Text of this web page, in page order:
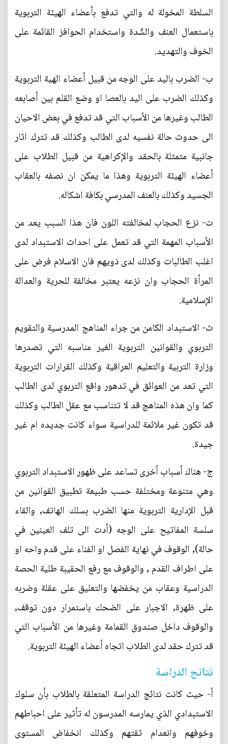
السلطة المخولة له والتي تدفع بأعضاء الهيئة التربوية
باستعمال العنف والشّدة واستخدام الحوافز القائمة على
الخوف والتهديد.
ب‌- الضرب باليد على الوجه من قبيل أعضاء الهية التربوية
وكذلك الضرب على اليد بالعصا او وضع القلم بين أصابعه
الطالب وغيرها من الأسباب التي قد تدفع في بعض الاحيان
الى حدوث حالة نفسيه لدى الطالب وكذلك قد تترك اثار
جانبية متمثلة بالحقد والإكراهية من قبيل الطلاب على
أعضاء الهيئة التربوية وهذا ما يمكن ان نصفه بالعقاب
الجسيد وكذلك بالعنف المدرسي بكافة اشكاله.
ت‌- نزع الحجاب لمخالفته اللون فان هذا السبب يعد من
الأسباب المهمة التي قد تعمل على احداث الاستبداد لدى
اغلب الطالبات وكذلك لدى ذويهم فان الاسلام فرض على
المرأة الحجاب وان نزعه يعتبر مخالفة للحرية والعدالة
الإسلامية.
ث‌- الاستبداد الكامن من جراء المناهج المدرسية والتقويم
التربوي والقوانين التربوية الغير مناسبه التي تصدرها
وزارة التربية والتعليم العراقية وكذلك القرارات التربوية
التي تعد من العوائق في تدهور واقع التربوي لدى الطالب
كما وان هذه المناهج قد لا تتناسب مع عقل الطالب وكذلك
قد تكون غير ملائمة للدراسية سواء كانت جديده ام غير
جيدة.
ج‌- هناك أسباب أخرى تساعد على ظهور الاستبداد التربوي
وهي متنوعة ومختلفة حسب طبيعة تطبيق القوانين من
قبل الإدارية التربوية منها الضرب بسلك الهاتف, والقاء
سلسة المفاتيح على الوجه (أدت الى تلف العينين في
حالة), الوقوف في نهاية الفصل او الفناء على قدم واحه او
على اطراف القدم , والوقوف مع رفع الحقيبة طلية الحصة
الدراسية وعقاب من يخفضها والتعليق على عقلة وضربه
على ظهرة, الاجبار على الضحك باستمرار دون توقف,
والوقوف داخل صندوق القمامة وغيرها من الأسباب التي
قد تترك حقد لدى الطلاب اتجاه أعضاء الهيئة التربوية.
نتائج الدراسة
أ‌- حيث كانت نتائج الدراسة المتعلقة بالطلاب بأن سلوك
الاستبدادي الذي يمارسه المدرسون له تأثير على احباطهم
وخوفهم وانعدام ثقتهم وكذلك انخفاض المستوى